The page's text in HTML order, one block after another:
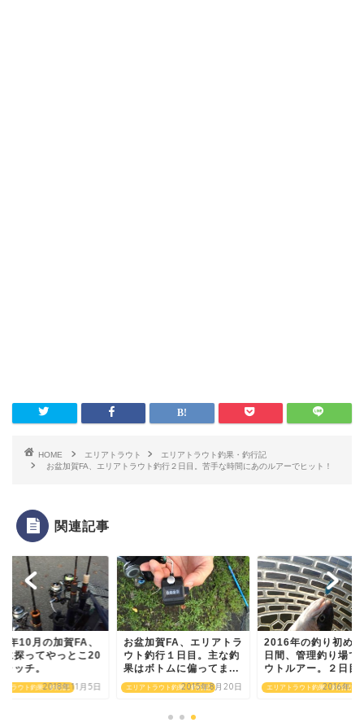
HOME エリアトラウト
エリアトラウト釣果・釣行記
お盆加賀FA、エリアトラウト釣行２日目。苦手な時間にあのルアーでヒット！
関連記事
トラウト釣果・釣行記
年10月の加賀FA、
に探ってやっとこ20
ッチ。
2018年11月5日 エリアトラウト釣果・釣行記
お盆加賀FA、エリアトラ
ウト釣行１日目。主な釣
果はボトムに偏ってま...
2015年8月20日 エリアトラウト釣果・釣行記
2016年の釣り初め
日間、管理釣り場で
ウトルアー。２日目
2016年1